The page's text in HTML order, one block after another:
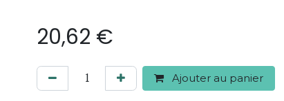
20,62 €
Ajouter au panier